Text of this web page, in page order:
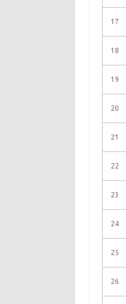
17
18
19
20
21
22
23
24
25
26